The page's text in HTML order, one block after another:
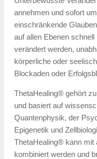
annehmen und sofort
einschränkende
auf allen Ebenen
verändert werden,
körperliche oder
Blockaden oder
ThetaHealing® gehört
und basiert auf
Quantenphysik, der
Epigenetik und
ThetaHealing® kann mit
kombiniert werden und